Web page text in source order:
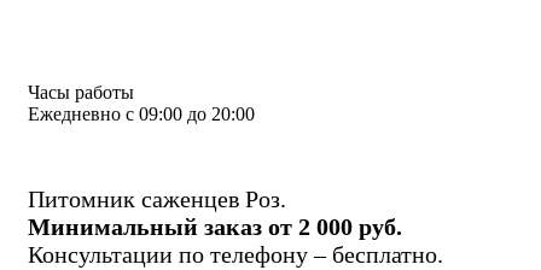
Часы работы
Ежедневно с 09:00 до 20:00
Питомник саженцев Роз.
Минимальный заказ от 2 000 руб.
Консультации по телефону – бесплатно.